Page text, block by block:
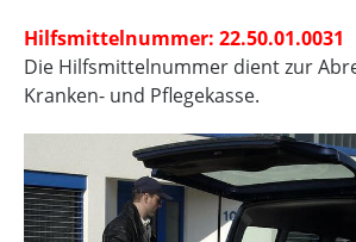
Hilfsmittelnummer: 22.50.01.0031
Die Hilfsmittelnummer dient zur
Kranken- und Pflegekasse.